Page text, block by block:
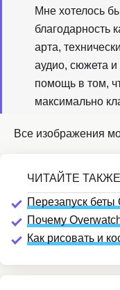
Мне хотелось
благодарность
арта,
аудио, сюжета
помощь в том,
максимально
Все изображения
Перезапуск беты
Почему
Как рисовать и